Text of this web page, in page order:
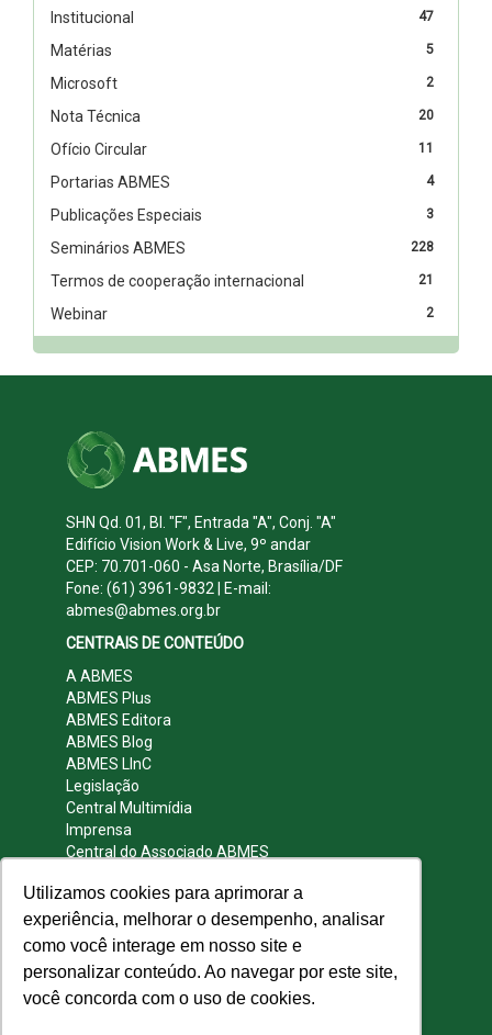
Utilizamos cookies para aprimorar a
experiência, melhorar o desempenho, analisar
como você interage em nosso site e
personalizar conteúdo. Ao navegar por este site,
você concorda com o uso de cookies.
47
Institucional
5
Matérias
2
Microsoft
20
Nota Técnica
11
Ofício Circular
4
Portarias ABMES
3
Publicações Especiais
228
Seminários ABMES
21
Termos de cooperação internacional
2
Webinar
SHN Qd. 01, Bl. "F", Entrada "A", Conj. "A"
Edifício Vision Work & Live, 9º andar
CEP: 70.701-060 - Asa Norte, Brasília/DF
Fone: (61) 3961-9832 | E-mail:
abmes@abmes.org.br
CENTRAIS DE CONTEÚDO
A ABMES
ABMES Plus
ABMES Editora
ABMES Blog
ABMES LInC
Legislação
Central Multimídia
Imprensa
Central do Associado ABMES